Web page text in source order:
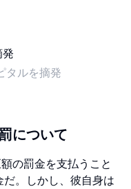
タルを摘発
について
の罰金を支払うこと
。しかし、彼自身は